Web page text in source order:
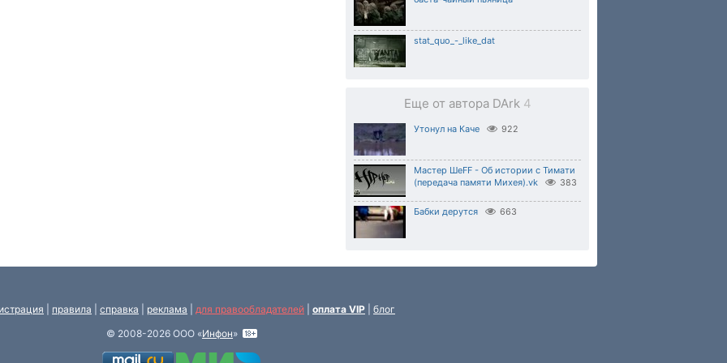
stat_quo_-_like_dat
Еще от автора DArk 4
Утонул на Каче 922
Мастер ШеFF - Об истории с Тимати
(передача памяти Михея).vk
383
Бабки дерутся 663
правила справка реклама для правообладателей оплата VIP
блог
© 2008-2026 ООО «Инфон»